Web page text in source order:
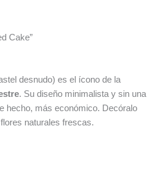
Cake”
desnudo) es el ícono de la
. Su diseño minimalista y sin una
hecho, más económico. Decóralo
naturales frescas.